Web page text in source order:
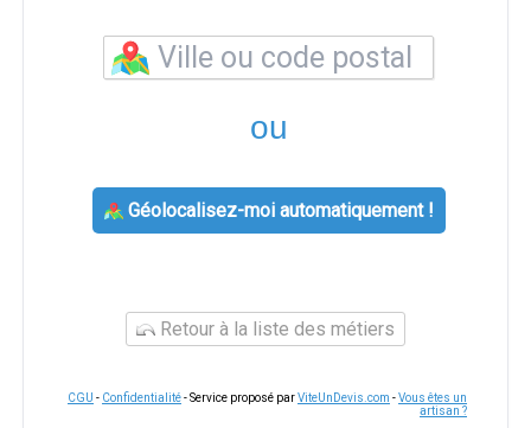
ou
Géolocalisez-moi automatiquement !
Retour à la liste des métiers
CGU - Confidentialité- Service proposé parViteUnDevis.com -Vous êtes un
artisan ?